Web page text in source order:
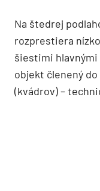
Na štedrej
rozprestiera
šiestimi
objekt členený
(kvádrov) –